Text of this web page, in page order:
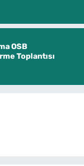
OSB
Toplantısı